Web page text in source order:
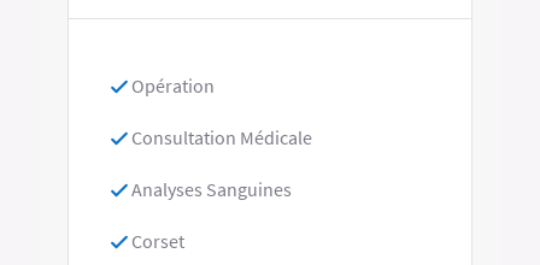
Opération
Consultation Médicale
Analyses Sanguines
Corset